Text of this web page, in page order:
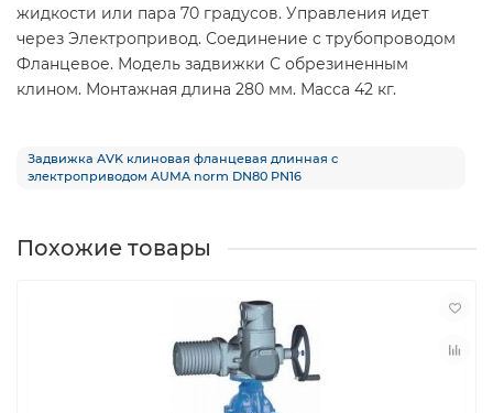
жидкости или пара 70 градусов. Управления идет
через Электропривод. Соединение с трубопроводом
Фланцевое. Модель задвижки С обрезиненным
клином. Монтажная длина 280 мм. Масса 42 кг.
Задвижка AVK клиновая фланцевая длинная с
электроприводом AUMA norm DN80 PN16
Похожие товары